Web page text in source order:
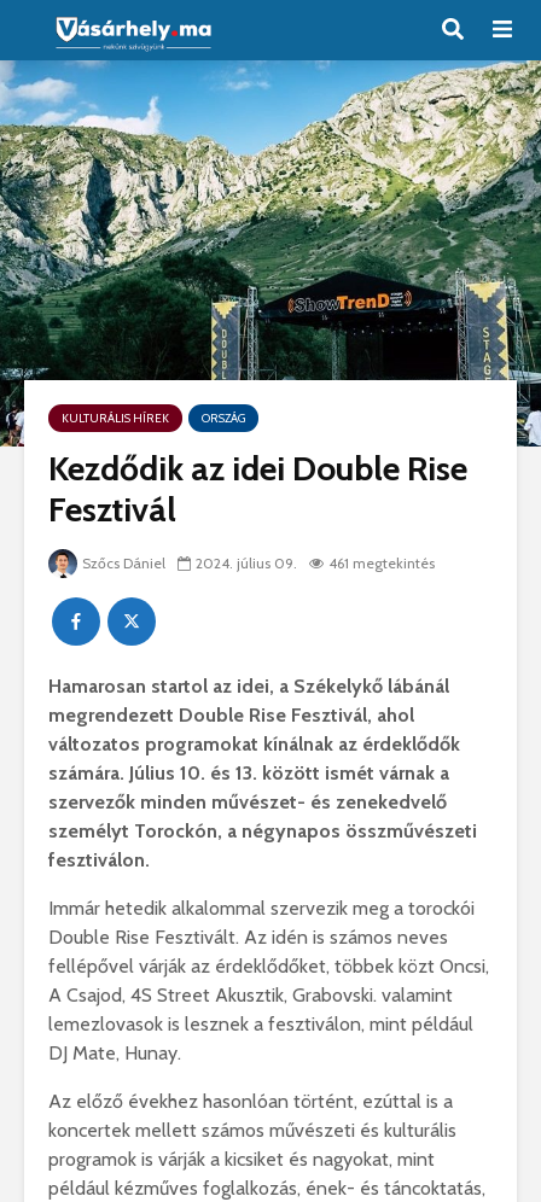
KULTURÁLIS HÍREK ORSZÁG
Kezdődik az idei Double Rise
Fesztivál
Szőcs Dániel 2024. július 09. 461 megtekintés
Hamarosan startol az idei, a Székelykő lábánál
megrendezett Double Rise Fesztivál, ahol
változatos programokat kínálnak az érdeklődők
számára. Július 10. és 13. között ismét várnak a
szervezők minden művészet- és zenekedvelő
személyt Torockón, a négynapos összművészeti
fesztiválon.
Immár hetedik alkalommal szervezik meg a torockói
Double Rise Fesztivált. Az idén is számos neves
fellépővel várják az érdeklődőket, többek közt Oncsi,
A Csajod, 4S Street Akusztik, Grabovski. valamint
lemezlovasok is lesznek a fesztiválon, mint például
DJ Mate, Hunay.
Az előző évekhez hasonlóan történt, ezúttal is a
koncertek mellett számos művészeti és kulturális
programok is várják a kicsiket és nagyokat, mint
például kézműves foglalkozás, ének- és táncoktatás,